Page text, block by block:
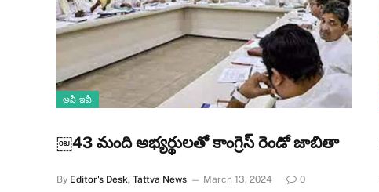
అవీ ఇవీ
￼43 మంది అభ్యర్థులతో కాంగ్రెస్ రెండో జాబితా
By Editor's Desk, Tattva News March 13, 2024 0